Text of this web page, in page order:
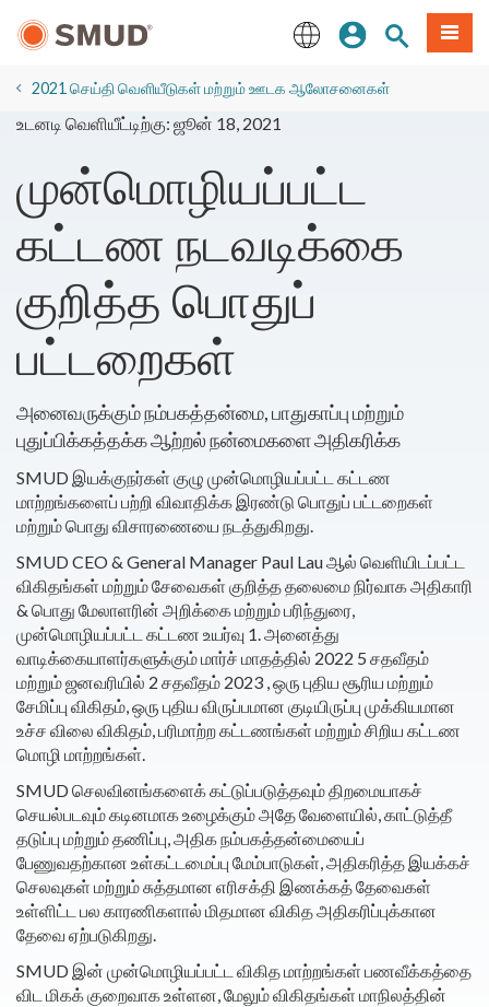
உள்ளடக்கத்திற்கு
உள்நுழையவும்
தளத் தேடல்
2021 செய்தி வெளியீடுகள் மற்றும் ஊடக ஆலோசனைகள்
உடனடி வெளியீட்டிற்கு: ஜூன் 18, 2021
முன்மொழியப்பட்ட
கட்டண நடவடிக்கை
குறித்த பொதுப்
பட்டறைகள்
அனைவருக்கும் நம்பகத்தன்மை, பாதுகாப்பு மற்றும்
புதுப்பிக்கத்தக்க ஆற்றல் நன்மைகளை அதிகரிக்க
SMUD இயக்குநர்கள் குழு முன்மொழியப்பட்ட கட்டண
மாற்றங்களைப் பற்றி விவாதிக்க இரண்டு பொதுப் பட்டறைகள்
மற்றும் பொது விசாரணையை நடத்துகிறது.
SMUD CEO & General Manager Paul Lau ஆல் வெளியிடப்பட்ட
விகிதங்கள் மற்றும் சேவைகள் குறித்த தலைமை நிர்வாக அதிகாரி
& பொது மேலாளரின் அறிக்கை மற்றும் பரிந்துரை,
முன்மொழியப்பட்ட கட்டண உயர்வு 1. அனைத்து
வாடிக்கையாளர்களுக்கும் மார்ச் மாதத்தில் 2022 5 சதவீதம்
மற்றும் ஜனவரியில் 2 சதவீதம் 2023 , ஒரு புதிய சூரிய மற்றும்
சேமிப்பு விகிதம், ஒரு புதிய விருப்பமான குடியிருப்பு முக்கியமான
உச்ச விலை விகிதம், பரிமாற்ற கட்டணங்கள் மற்றும் சிறிய கட்டண
மொழி மாற்றங்கள்.
SMUD செலவினங்களைக் கட்டுப்படுத்தவும் திறமையாகச்
செயல்படவும் கடினமாக உழைக்கும் அதே வேளையில், காட்டுத்தீ
தடுப்பு மற்றும் தணிப்பு, அதிக நம்பகத்தன்மையைப்
பேணுவதற்கான உள்கட்டமைப்பு மேம்பாடுகள், அதிகரித்த இயக்கச்
செலவுகள் மற்றும் சுத்தமான எரிசக்தி இணக்கத் தேவைகள்
உள்ளிட்ட பல காரணிகளால் மிதமான விகித அதிகரிப்புக்கான
தேவை ஏற்படுகிறது.
SMUD இன் முன்மொழியப்பட்ட விகித மாற்றங்கள் பணவீக்கத்தை
விட மிகக் குறைவாக உள்ளன, மேலும் விகிதங்கள் மாநிலத்தின்